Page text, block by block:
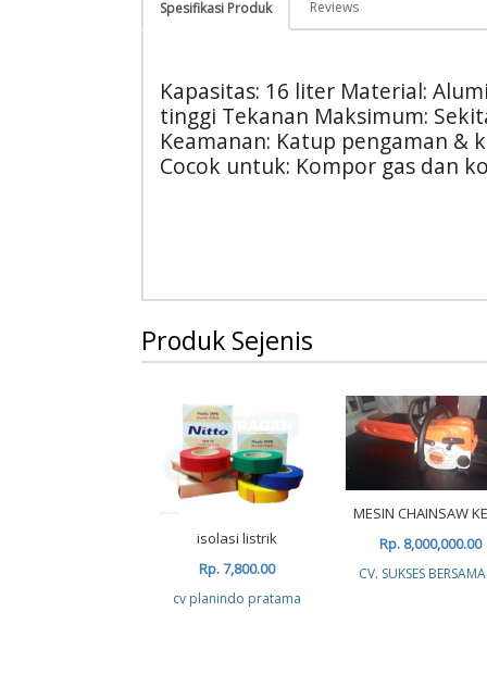
Spesifikasi Produk Reviews
Kapasitas: 16 liter Material:
tinggi Tekanan Maksimum:
Keamanan: Katup pengaman
Cocok untuk: Kompor gas dan
Produk Sejenis
isolasi listrik
Rp. 7,800.00
cv planindo pratama
MESIN CHAINSAW
Rp. 8,000,000.00
CV. SUKSES